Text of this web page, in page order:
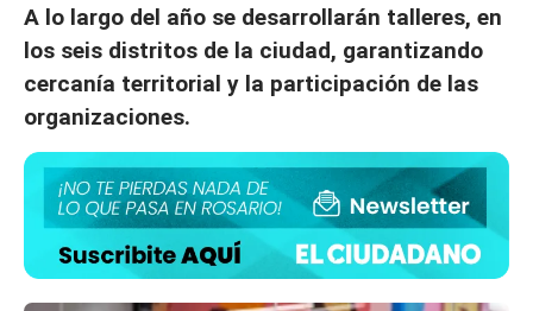
A lo largo del año se desarrollarán talleres, en
los seis distritos de la ciudad, garantizando
cercanía territorial y la participación de las
organizaciones.